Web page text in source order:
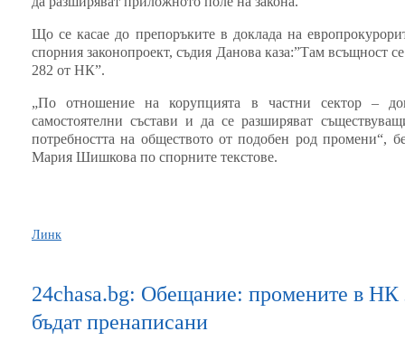
Що се касае до препоръките в доклада на
спорния законопроект, съдия Данова каза:”Там всъщност
282 от НК”.
„По отношение на корупцията в частни сектор –
самостоятелни състави и да се разширяват
потребността на обществото от подобен род промени“,
Мария Шишкова по спорните текстове.
Линк
24chasa.bg: Обещание: промените в НК
бъдат пренаписани